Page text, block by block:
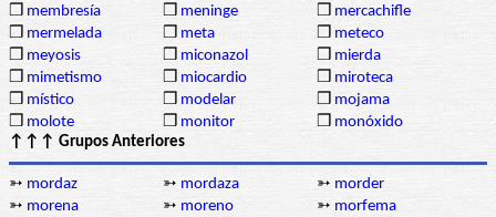
❒ membresía ❒ meninge ❒ mercachifle
❒ mermelada ❒ meta ❒ meteco
❒ meyosis ❒ miconazol ❒ mierda
❒ mimetismo ❒ miocardio ❒ miroteca
❒ místico ❒ modelar ❒ mojama
❒ molote ❒ monitor ❒ monóxido
↑↑↑ Grupos Anteriores
➳ mordaz ➳ mordaza ➳ morder
➳ morena ➳ moreno ➳ morfema